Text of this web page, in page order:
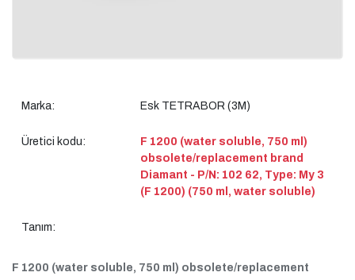
Marka: Esk TETRABOR (3M)
Üretici kodu:
F 1200 (water soluble, 750 ml)
obsolete/replacement brand
Diamant - P/N: 102 62, Type: My 3
(F 1200) (750 ml, water soluble)
Tanım:
F 1200 (water soluble, 750 ml) obsolete/replacement